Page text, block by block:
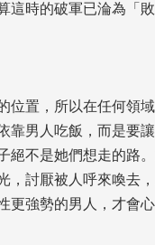
這時的破軍已淪為「
位置，所以在任何領
靠男人吃飯，而是要
絕不是她們想走的路
，討厭被人呼來喚去
更強勢的男人，才會